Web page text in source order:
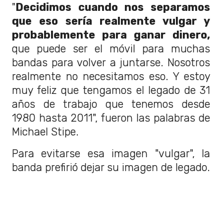
"Decidimos cuando nos separamos
que eso sería realmente vulgar y
probablemente para ganar dinero,
que puede ser el móvil para muchas
bandas para volver a juntarse. Nosotros
realmente no necesitamos eso. Y estoy
muy feliz que tengamos el legado de 31
años de trabajo que tenemos desde
1980 hasta 2011", fueron las palabras de
Michael Stipe.
Para evitarse esa imagen "vulgar", la
banda prefirió dejar su imagen de legado.